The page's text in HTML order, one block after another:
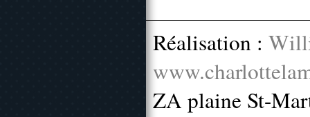
Réalisation :
ZA plaine St-